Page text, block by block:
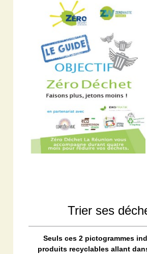
Trier ses
Seuls ces 2 pictogrammes
produits recyclables allant